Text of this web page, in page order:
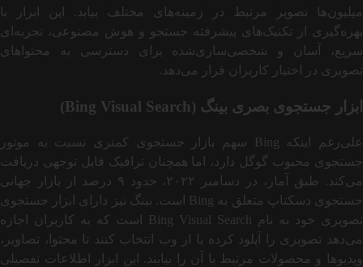
میلیون‌ها تصویر مرتبط در زمینه‌های مختلف بیابد. این ابزار با
بهره‌گیری از تکنیک‌های پیشرفته جستجو و هوش مصنوعی، تجربه‌ای
سریع، آسان و شخصی‌سازی‌شده برای دسترسی به محتواهای
تصویری در اختیار کاربران قرار می‌دهد.
ابزار جستجوی بصری بینگ (Bing Visual Search)
علی‌رغم اینکه Bing سهم بازار جستجوی کمتری نسبت به موتور
جستجوی محبوب گوگل دارد، اما همچنان ترافیک قابل توجهی دریافت
می‌کند. طبق آمار، در دسامبر ۲۰۲۲، حدود ۹ درصد از بازار جهانی
جستجوی دسکتاپ متعلق به Bing است. بینگ نیز دارای ابزار جستجوی
تصویری خود به نام Bing Visual Search است که به کاربران اجازه
می‌دهد تصویری را آپلود کرده یا از وب انتخاب کنند تا محتوا، تصاویر،
ویدیوها و محصولات مرتبط با آن را بیابند. این ابزار اطلاعات تفصیلی